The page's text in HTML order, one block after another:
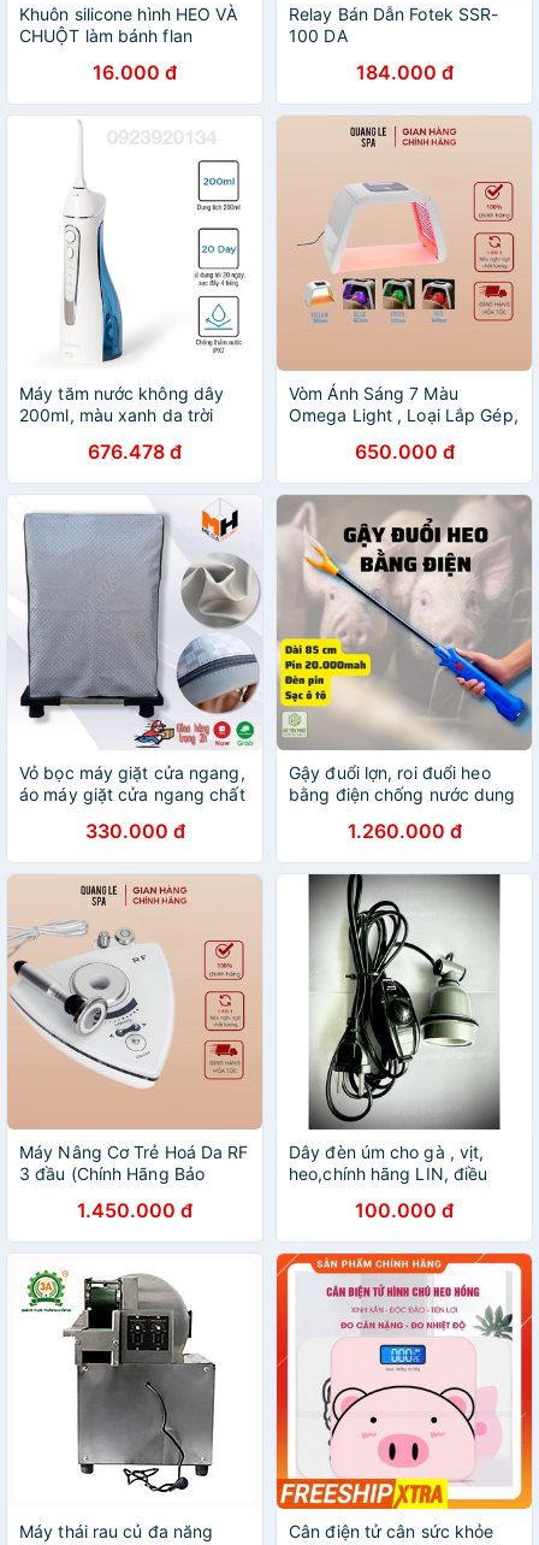
Khuôn silicone hình HEO VÀ
CHUỘT làm bánh flan
bé ăn dặm16.000 đ
Relay Bán Dẫn Fotek SSR-
100 DA
184.000 đ
Máy tăm nước không dây
200ml, màu xanh da trời
676.478 đ
Vòm Ánh Sáng 7 Màu
Omega Light , Loại Lắp Gép,
Làm Tươi Trẻ Da Tăng
650.000 đ
Vỏ bọc máy giặt cửa ngang,
áo máy giặt cửa ngang chất
330.000 đ
Gậy đuổi lợn, roi đuổi heo
bằng điện chống nước dung
thước 85cm [BẢO HÀNH] 12
tháng]
1.260.000 đ
Máy Nâng Cơ Trẻ Hoá Da RF
3 đầu (Chính Hãng Bảo
1.450.000 đ
Dây đèn úm cho gà , vịt,
heo,chính hãng LIN, điều
1.85m] ,[Tải 360W-220V], có
khoen treo.
100.000 đ
Máy thái rau củ đa năng
Cân điện tử cân sức khỏe